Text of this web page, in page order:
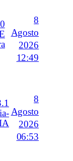
8
Agosto
2026
12:49
8
Agosto
2026
06:53